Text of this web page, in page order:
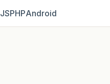
JSPHPAndroid